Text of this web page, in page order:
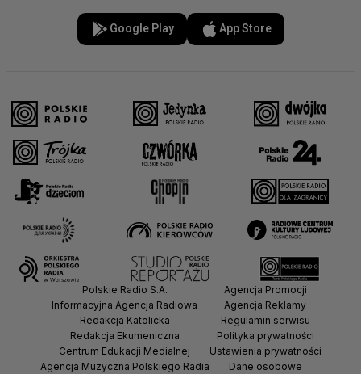
Google Play App Store
Polskie Radio S.A.
Informacyjna Agencja Radiowa
Redakcja Katolicka
Redakcja Ekumeniczna
Centrum Edukacji Medialnej
Agencja Muzyczna Polskiego Radia
Agencja Promocji
Agencja Reklamy
Regulamin serwisu
Polityka prywatności
Ustawienia prywatności
Dane osobowe